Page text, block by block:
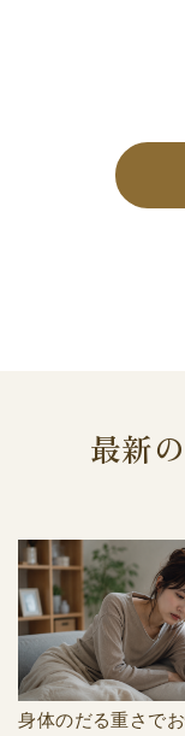
最新
身体のだる重さで